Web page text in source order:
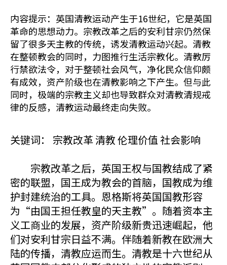
内容提示：英国清教运动产生于16世纪，它是英国
革命的思想动力。宗教改革之后的安利甘宗仍然保
留了很多天主教的传统，诱发清教运动兴起。清教
在整顿教会的同时，力图推行生活宗教化。清教厉
行禁欲法令，对于整顿社会风气，净化民众信仰颇
有成效，资产阶级也在清教影响之下产生。但与此
同时，极端的宗教主义却也导致群众对清教清规戒
律的反感，清教运动最终走向失败。
关键词： 宗教改革 清教 伦理价值 社会影响
宗教改革之后，英国王权与国教结成了紧
密的联盟，国王成为教会的首脑，国教成为维
护封建统治的工具。恩格斯将英国国教形容
为“由国王担任教皇的天主教”。随着资本主
义工商业的发展，资产阶级新贵迅速崛起，他
们对安利甘宗日益不满。伴随着新教在欧洲大
陆的传播，清教应运而生。清教是十六世纪从